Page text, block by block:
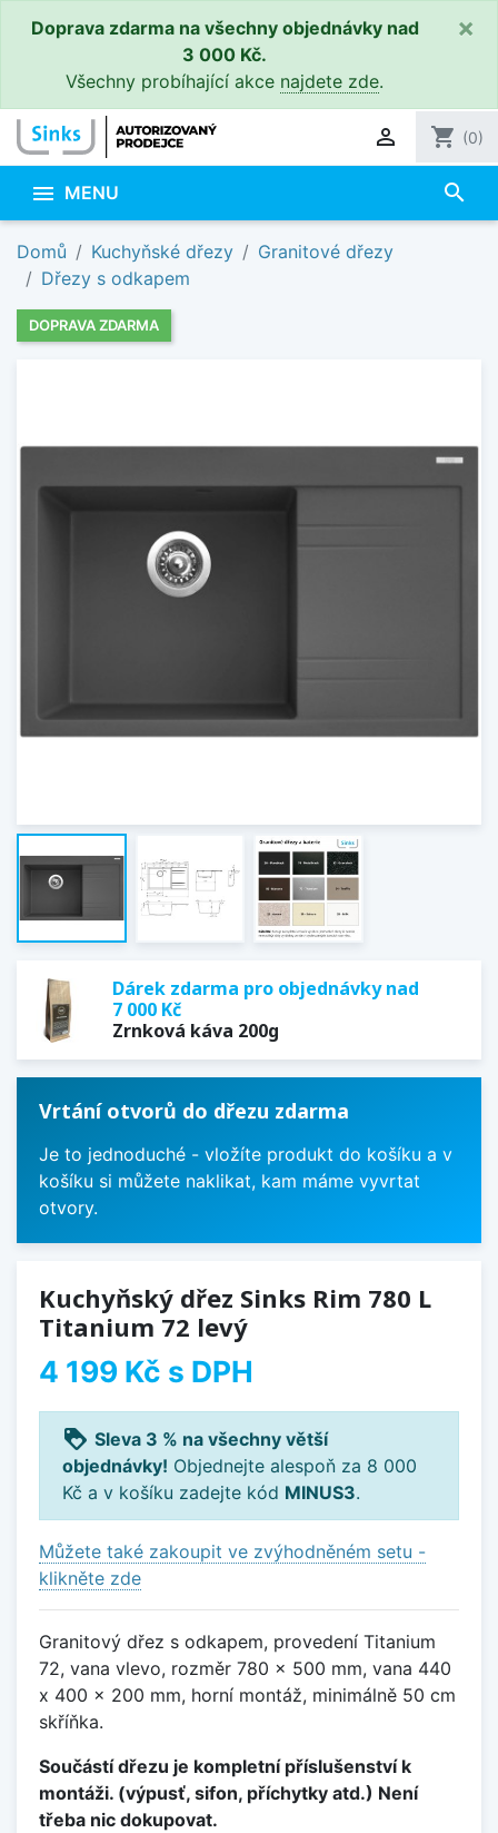
Doprava zdarma na všechny objednávky nad
3 000 Kč.
Všechny probíhající akce najdete zde.
×
 shopping_cart (0)
 MENU search
Domů Kuchyňské dřezy
Granitové dřezy
Dřezy s odkapem
DOPRAVA ZDARMA
Dárek zdarma pro objednávky nad
7 000 Kč
Zrnková káva 200g
Vrtání otvorů do dřezu zdarma
Je to jednoduché - vložíte produkt do košíku a v
košíku si můžete naklikat, kam máme vyvrtat
otvory.
Kuchyňský dřez Sinks Rim 780 L
Titanium 72 levý
4 199 Kč s DPH
loyalty Sleva 3 % na všechny větší
objednávky! Objednejte alespoň za 8 000
Kč a v košíku zadejte kód MINUS3.
Můžete také zakoupit ve zvýhodněném setu -
klikněte zde
Granitový dřez s odkapem, provedení Titanium
72, vana vlevo, rozměr 780 x 500 mm, vana 440
x 400 x 200 mm, horní montáž, minimálně 50 cm
skříňka.
Součástí dřezu je kompletní příslušenství k
montáži. (výpusť, sifon, příchytky atd.) Není
třeba nic dokupovat.